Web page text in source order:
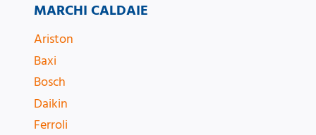
MARCHI CALDAIE
Ariston
Baxi
Bosch
Daikin
Ferroli